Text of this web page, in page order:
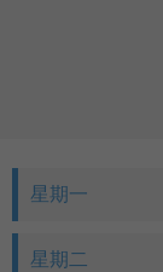
星期一
星期二